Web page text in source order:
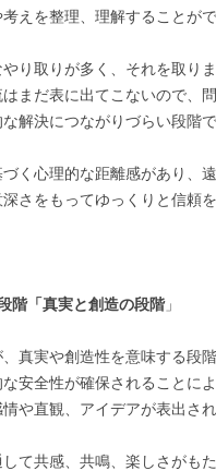
えを整理、理解することがで
り取りが多く、それを取り
まだ表に出てこないので、
解決につながりづらい段階で
く心理的な距離感があり、
さをもってゆっくりと信頼
階「真実と創造の段階」
真実や創造性を意味する段
な安全性が確保されることに
や直観、アイデアが表出さ
て共感、共鳴、楽しさがも